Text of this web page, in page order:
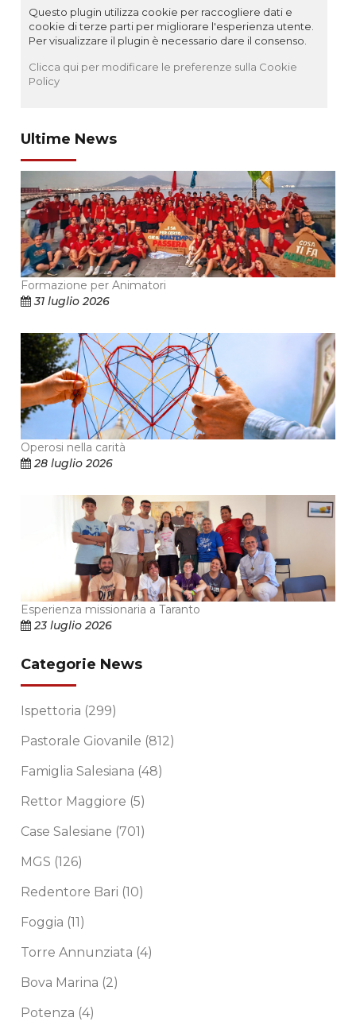
Questo plugin utilizza cookie per raccogliere dati e
cookie di terze parti per migliorare l'esperienza utente.
Per visualizzare il plugin è necessario dare il consenso.
Clicca qui per modificare le preferenze sulla Cookie
Policy
Ultime News
Formazione per Animatori
31 luglio 2026
Operosi nella carità
28 luglio 2026
Esperienza missionaria a Taranto
23 luglio 2026
Categorie News
Ispettoria (299)
Pastorale Giovanile (812)
Famiglia Salesiana (48)
Rettor Maggiore (5)
Case Salesiane (701)
MGS (126)
Redentore Bari (10)
Foggia (11)
Torre Annunziata (4)
Bova Marina (2)
Potenza (4)